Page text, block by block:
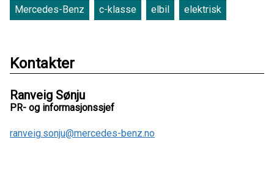
Mercedes-Benz c-klasse elbil elektrisk
Kontakter
Ranveig Sønju
PR- og informasjonssjef
ranveig.sonju@mercedes-benz.no